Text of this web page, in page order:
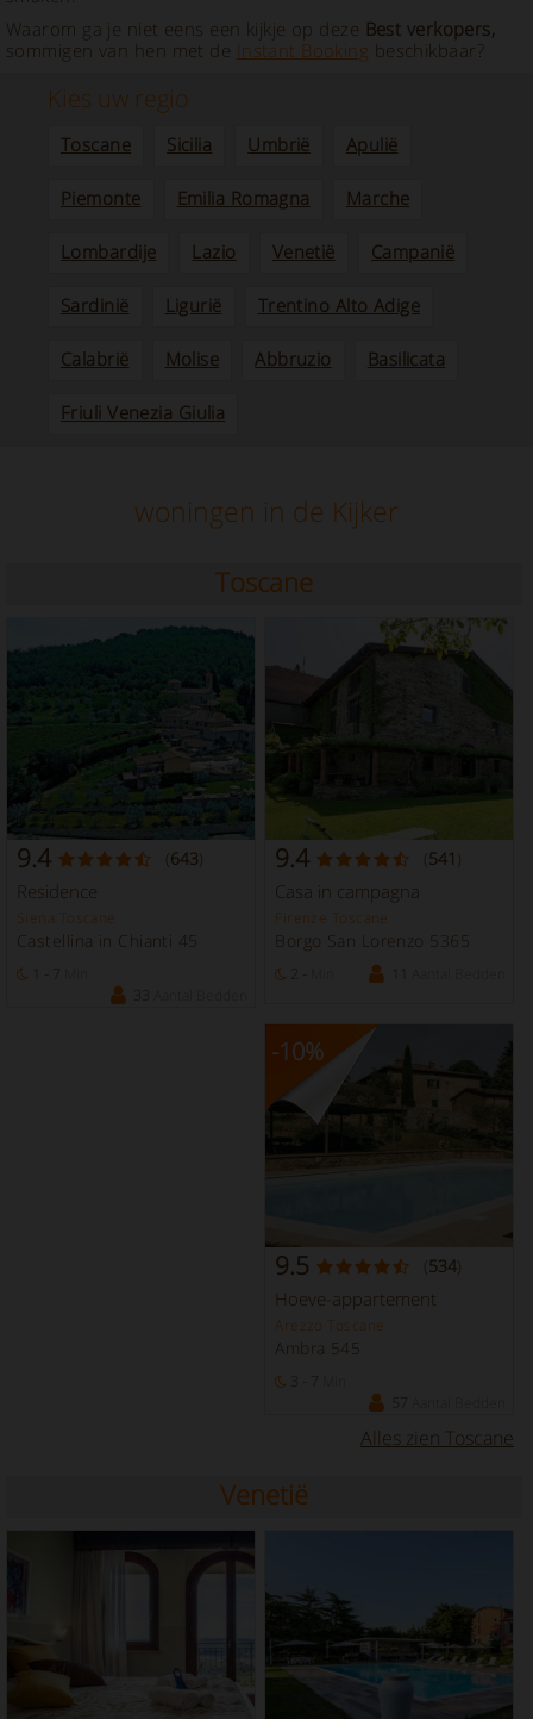
Waarom ga je niet eens een kijkje op deze Best verkopers,
sommigen van hen met de Instant Booking beschikbaar?
Kies uw regio
Toscane Sicilia Umbrië Apulië
Piemonte Emilia Romagna Marche
Lombardije Lazio Venetië Campanië
Sardinië Ligurië Trentino Alto Adige
Calabrië Molise Abbruzio Basilicata
Friuli Venezia Giulia
woningen in de Kijker
Toscane
9.4 (643)
Residence
Siena Toscane
Castellina in Chianti 45
9.4 ( 541 )
Casa in campagna
Firenze Toscane
Borgo San Lorenzo 5365
-10%
9.5 ( 534)
Hoeve-appartement
Arezzo Toscane
Ambra 545
Alles zien Toscane
Venetië